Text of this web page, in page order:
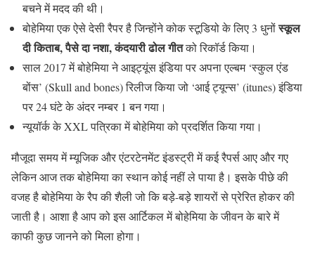
बचने में मदद की थी।
बोहेमिया एक ऐसे देसी रैपर है जिन्होंने कोक स्टूडियो के लिए 3 धुनोंस्कूल
दी किताब, पैसे दा नशा, कंदयारी ढोल गीतको रिकॉर्ड किया।
साल 2017 में बोहेमिया ने आइट्यूंस इंडिया पर अपना एल्बम ‘स्कुल एंड
बोंस’ (Skull and bones) रिलीज किया जो ‘आई ट्यून्स’ (itunes) इंडिया
पर 24 घंटे के अंदर नम्बर 1 बन गया।
न्यूयॉर्क के XXL पत्रिका में बोहेमिया को प्रदर्शित किया गया।
मौजूदा समय में म्यूजिक और एंटरटेनमेंट इंडस्ट्री में कई रैपर्स आए और गए
लेकिन आज तक बोहेमिया का स्थान कोई नहीं ले पाया है। इसके पीछे की
वजह है बोहेमिया के रैप की शैली जो कि बड़े-बड़े शायरों से प्रेरित होकर की
जाती है। आशा है आप को इस आर्टिकल में बोहेमिया के जीवन के बारे में
काफी कुछ जानने को मिला होगा।